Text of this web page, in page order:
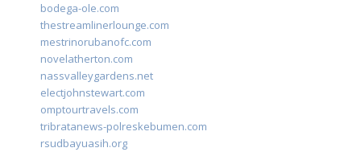
bodega-ole.com
thestreamlinerlounge.com
mestrinorubanofc.com
novelatherton.com
nassvalleygardens.net
electjohnstewart.com
omptourtravels.com
tribratanews-polreskebumen.com
rsudbayuasih.org